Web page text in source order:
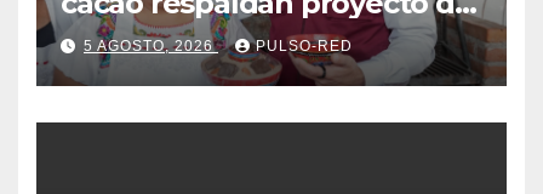
Alfonso Sánchez García
rumbo a la Coordinación
Estatal de Morena
5 AGOSTO, 2026 PULSO-RED